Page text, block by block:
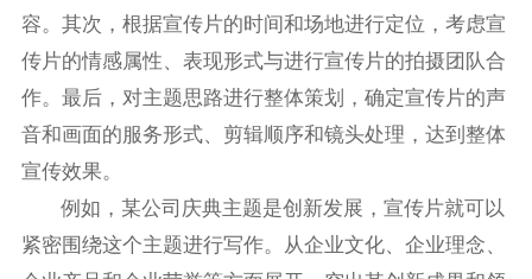
容。其次，根据宣传片的时间和场地进行定位，考虑宣
传片的情感属性、表现形式与进行宣传片的拍摄团队合
作。最后，对主题思路进行整体策划，确定宣传片的声
音和画面的服务形式、剪辑顺序和镜头处理，达到整体
宣传效果。
例如，某公司庆典主题是创新发展，宣传片就可以
紧密围绕这个主题进行写作。从企业文化、企业理念、